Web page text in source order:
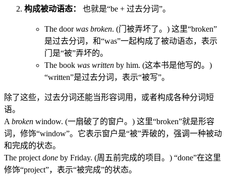
构成被动语态： 也就是“be + 过去分词”。
The doorwas broken. (门被弄坏了。) 这里“broken”
是过去分词，和“was”一起构成了被动语态，表示
门是“被”弄坏的。
The book was written by him. (这本书是他写的。)
“written”是过去分词，表示“被写”。
除了这些，过去分词还能当形容词用，或者构成各种分词短
语。
A broken window. (一扇破了的窗户。) 这里“broken”就是形容
词，修饰“window”。它表示窗户是“被”弄破的，强调一种被动
和完成的状态。
The project done by Friday. (周五前完成的项目。) “done”在这里
修饰“project”，表示“被完成”的状态。